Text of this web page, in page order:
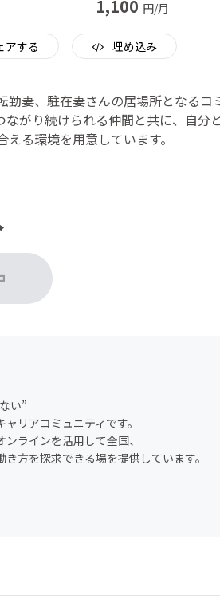
1,100 円/月
アする 埋め込み
勤妻、駐在妻さんの居場所となるコ
がり続けられる仲間と共に、自分
る環境を用意しています。
い”
リアコミュニティです。
ラインを活用して全国、
方を探求できる場を提供しています。